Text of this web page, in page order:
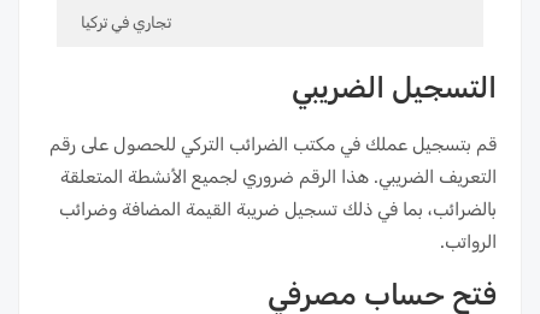
تجاري في تركيا
التسجيل الضريبي
قم بتسجيل عملك في مكتب الضرائب التركي للحصول على رقم
التعريف الضريبي. هذا الرقم ضروري لجميع الأنشطة المتعلقة
بالضرائب، بما في ذلك تسجيل ضريبة القيمة المضافة وضرائب
الرواتب.
فتح حساب مصرفي